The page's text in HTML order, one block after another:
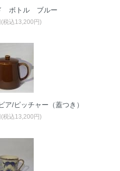
ボトル ブルー
税込13,200円)
ア/ピッチャー（蓋つき）
税込13,200円)